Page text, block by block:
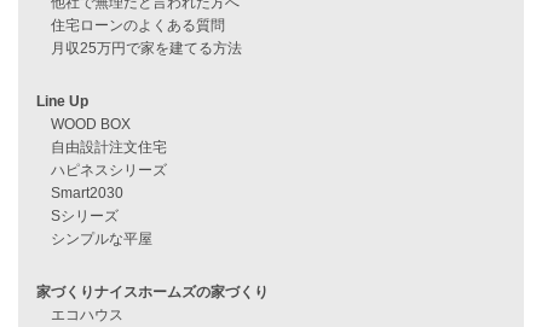
資料請求